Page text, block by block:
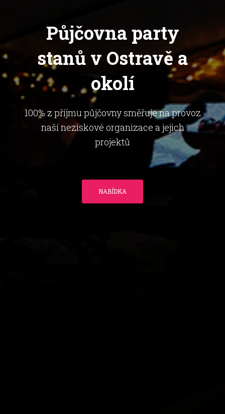
Půjčovna party
stanů v Ostravě a
okolí
100% z příjmu půjčovny směřuje na provoz
naší neziskové organizace a jejich
projektů
NABÍDKA